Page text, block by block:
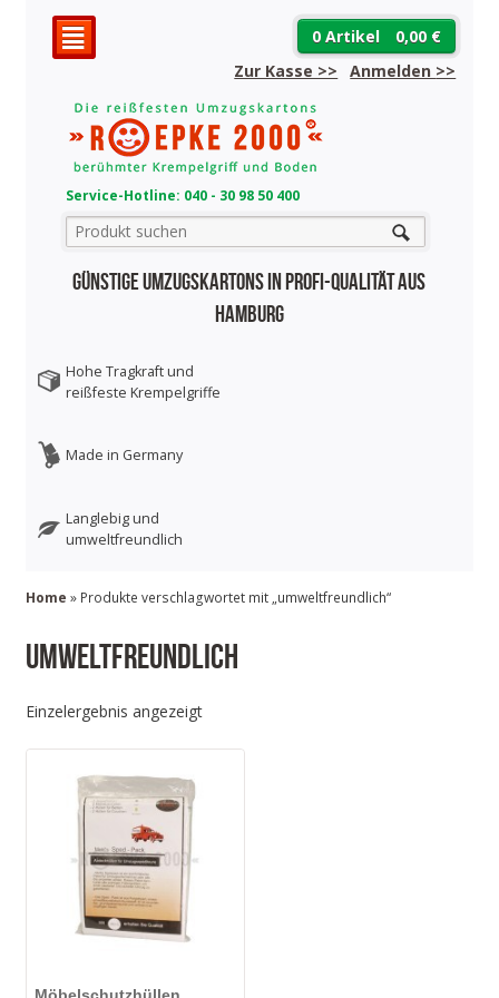
0 Artikel
0,00 €
Zur Kasse >>
Anmelden >>
Service-Hotline: 040 - 30 98 50 400
²
Günstige Umzugskartons in Profi-Qualität aus
Hamburg
Hohe Tragkraft und
reißfeste Krempelgriffe
Made in Germany
Langlebig und
umweltfreundlich
Home » Produkte verschlagwortet mit „umweltfreundlich“
umweltfreundlich
Einzelergebnis angezeigt